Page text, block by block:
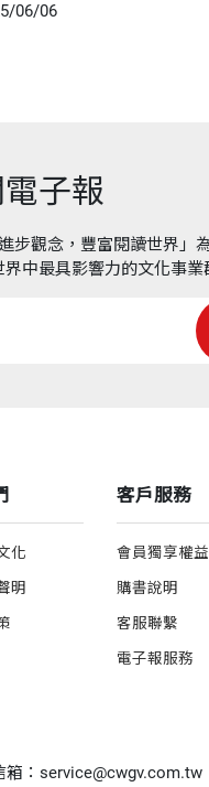
AI、遠距與醫療資訊化
06/06
子報
步觀念，豐富閱讀世界」
中最具影響力的文化事業
化
明
客戶服務
會員獨享權益
購書說明
客服聯繫
電子報服務
箱：service@cwgv.com.tw